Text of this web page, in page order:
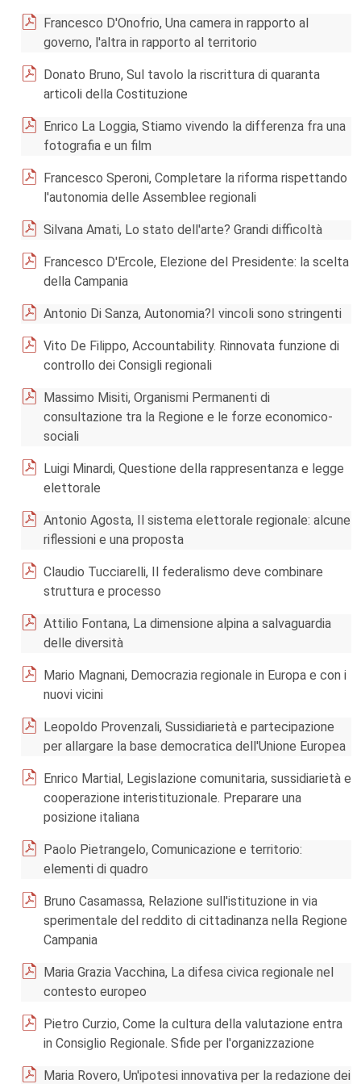
Francesco D'Onofrio, Una camera in rapporto al
governo, l'altra in rapporto al territorio
Donato Bruno, Sul tavolo la riscrittura di quaranta
articoli della Costituzione
Enrico La Loggia, Stiamo vivendo la differenza fra una
fotografia e un film
Francesco Speroni, Completare la riforma rispettando
l'autonomia delle Assemblee regionali
Silvana Amati, Lo stato dell'arte? Grandi difficoltà
Francesco D'Ercole, Elezione del Presidente: la scelta
della Campania
Antonio Di Sanza, Autonomia?I vincoli sono stringenti
Vito De Filippo, Accountability. Rinnovata funzione di
controllo dei Consigli regionali
Massimo Misiti, Organismi Permanenti di
consultazione tra la Regione e le forze economico-
sociali
Luigi Minardi, Questione della rappresentanza e legge
elettorale
Antonio Agosta, Il sistema elettorale regionale: alcune
riflessioni e una proposta
Claudio Tucciarelli, Il federalismo deve combinare
struttura e processo
Attilio Fontana, La dimensione alpina a salvaguardia
delle diversità
Mario Magnani, Democrazia regionale in Europa e con i
nuovi vicini
Leopoldo Provenzali, Sussidiarietà e partecipazione
per allargare la base democratica dell'Unione Europea
Enrico Martial, Legislazione comunitaria, sussidiarietà e
cooperazione interistituzionale. Preparare una
posizione italiana
Paolo Pietrangelo, Comunicazione e territorio:
elementi di quadro
Bruno Casamassa, Relazione sull'istituzione in via
sperimentale del reddito di cittadinanza nella Regione
Campania
Maria Grazia Vacchina, La difesa civica regionale nel
contesto europeo
Pietro Curzio, Come la cultura della valutazione entra
in Consiglio Regionale. Sfide per l'organizzazione
Maria Rovero, Un'ipotesi innovativa per la redazione dei